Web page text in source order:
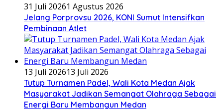
31 Juli 20261 Agustus 2026
Jelang Porprovsu 2026, KONI Sumut Intensifkan
Pembinaan Atlet
13 Juli 202613 Juli 2026
Tutup Turnamen Padel, Wali Kota Medan Ajak
Masyarakat Jadikan Semangat Olahraga Sebagai
Energi Baru Membangun Medan